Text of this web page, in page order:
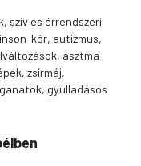
szív és érrendszeri
kór, autizmus,
asztma
zsírmáj,
gyulladásos